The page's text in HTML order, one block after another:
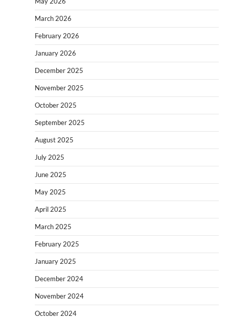
March 2026
February 2026
January 2026
December 2025
November 2025
October 2025
September 2025
August 2025
July 2025
June 2025
May 2025
April 2025
March 2025
February 2025
January 2025
December 2024
November 2024
October 2024